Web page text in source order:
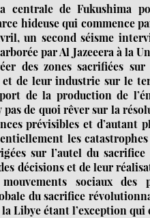
centrale de Fukushima
hideuse qui commence
un second séisme
arborée par Al Jazeeera à la
des zones sacrifiées
et de leur industrie sur le
de la production de
de quoi rêver sur la
prévisibles et d’autant
les
sur l’autel du
décisions et de leur
sociaux des
du sacrifice
Libye étant l’exception